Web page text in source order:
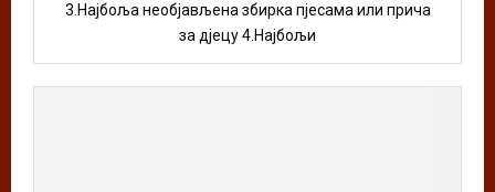
3.Најбоља необјављена збирка пјесама или прича
за дјецу 4.Најбољи